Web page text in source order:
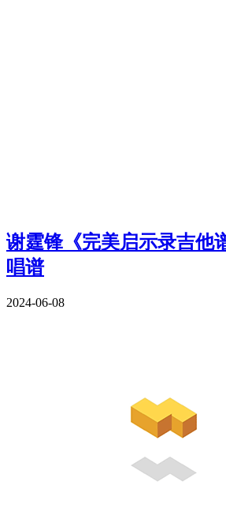
谢霆锋《完美启示录吉他
唱谱
2024-06-08